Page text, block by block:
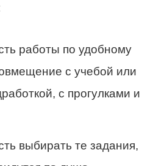
работы по удобному
с учебой или
с прогулками и
выбирать те задания,